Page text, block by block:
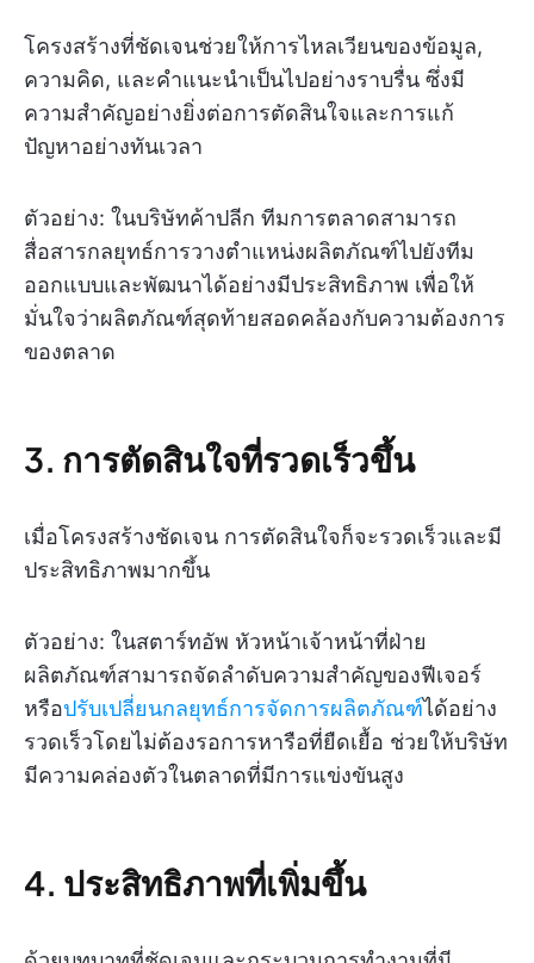
โครงสร้างที่ชัดเจนช่วยให้การไหลเวียนของข้อมูล,
ความคิด, และคำแนะนำเป็นไปอย่างราบรื่น ซึ่งมี
ความสำคัญอย่างยิ่งต่อการตัดสินใจและการแก้
ปัญหาอย่างทันเวลา
ตัวอย่าง: ในบริษัทค้าปลีก ทีมการตลาดสามารถ
สื่อสารกลยุทธ์การวางตำแหน่งผลิตภัณฑ์ไปยังทีม
ออกแบบและพัฒนาได้อย่างมีประสิทธิภาพ เพื่อให้
มั่นใจว่าผลิตภัณฑ์สุดท้ายสอดคล้องกับความต้องการ
ของตลาด
3. การตัดสินใจที่รวดเร็วขึ้น
เมื่อโครงสร้างชัดเจน การตัดสินใจก็จะรวดเร็วและมี
ประสิทธิภาพมากขึ้น
ตัวอย่าง: ในสตาร์ทอัพ หัวหน้าเจ้าหน้าที่ฝ่าย
ผลิตภัณฑ์สามารถจัดลำดับความสำคัญของฟีเจอร์
หรือปรับเปลี่ยนกลยุทธ์การจัดการผลิตภัณฑ์ได้อย่าง
รวดเร็วโดยไม่ต้องรอการหารือที่ยืดเยื้อ ช่วยให้บริษัท
มีความคล่องตัวในตลาดที่มีการแข่งขันสูง
4. ประสิทธิภาพที่เพิ่มขึ้น